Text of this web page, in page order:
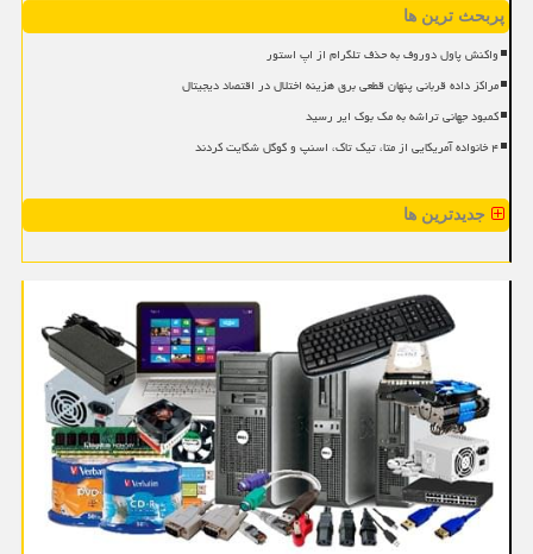
پربحث ترین ها
واکنش پاول دوروف به حذف تلگرام از اپ استور
مراکز داده قربانی پنهان قطعی برق هزینه اختلال در اقتصاد دیجیتال
کمبود جهانی تراشه به مک بوک ایر رسید
۴ خانواده آمریکایی از متا، تیک تاک، اسنپ و گوگل شکایت کردند
جدیدترین ها